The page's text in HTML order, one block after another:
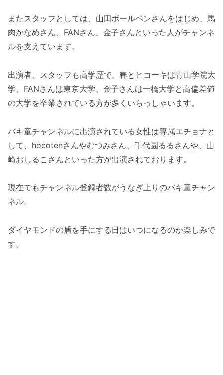
またスタッフとしては、山田ボールペンさんをはじめ、馬
肉かなめさん、FANさん、金子さんといった人がチャンネ
ルを支えています。
出演者、スタッフも高学歴で、春とヒコーキは青山学院大
学、FANさんは東京大学、金子さんは一橋大学と高偏差値
の大学を卒業されている方が多くいらっしゃいます。
バキ童チャンネルに出演されている女性は専属エチョナと
して、hocotenさんやむつみさん、千代園るるさんや、山
崎おしるこさんといった方が出演されております。
現在でもチャンネル登録者数がうなぎ上りのバキ童チャン
ネル。
ダイヤモンドの盾を手にする日はいつになるのか楽しみで
す。